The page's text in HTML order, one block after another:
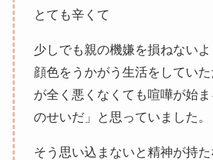
とても辛くて
少しでも親の機嫌を損ねない
顔色をうかがう生活をしてい
が全く悪くなくても喧嘩が始
のせいだ」と思っていました。
そう思い込まないと精神が持